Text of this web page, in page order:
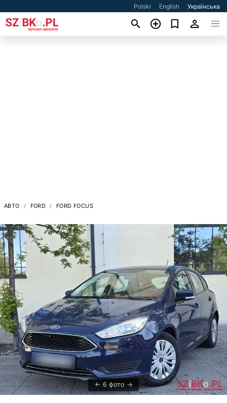
Polski English Українська
АВТО FORD FORD FOCUS
6 фото